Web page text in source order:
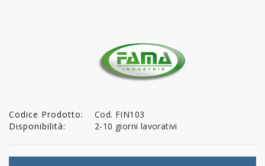
Codice Prodotto:
Cod. FIN103
Disponibilità:
2-10 giorni lavorativi